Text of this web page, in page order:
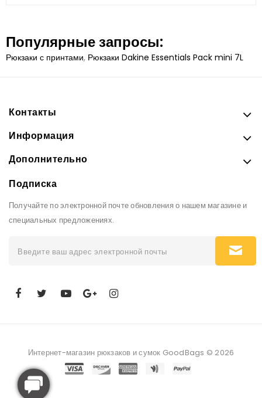
Популярные запросы:
Рюкзаки с принтами, Рюкзаки Dakine Essentials Pack mini 7L
Контакты
Информация
Дополнительно
Подписка
Получайте по электронной почте обновления о нашем магазине и
специальных предложениях.
Интернет-магазин рюкзаков и сумок GoodBags © 2026